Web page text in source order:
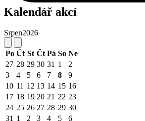
Kalendář akcí
Srpen2026
Po Út St Čt Pá So Ne
27 28 29 30 31 1
2
3
4 5 6 7 8
9
10 11 12 13 14 15 16
17 18 19 20 21 22 23
24 25 26 27 28 29 30
31 1 2 3 4 5 6